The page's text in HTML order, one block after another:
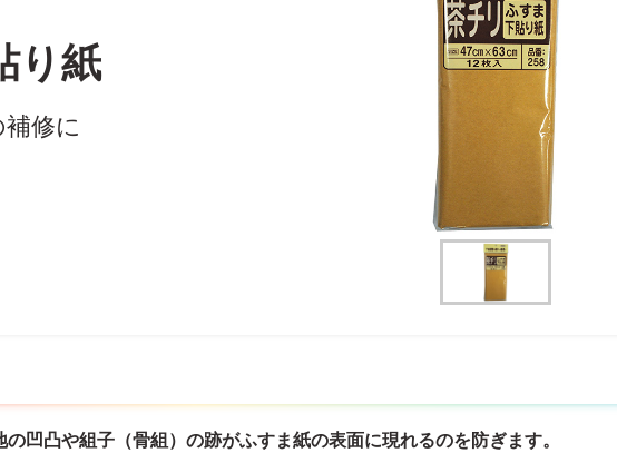
り紙
修に
の凹凸や組子（骨組）の跡がふすま紙の表面に現れるのを防ぎます。